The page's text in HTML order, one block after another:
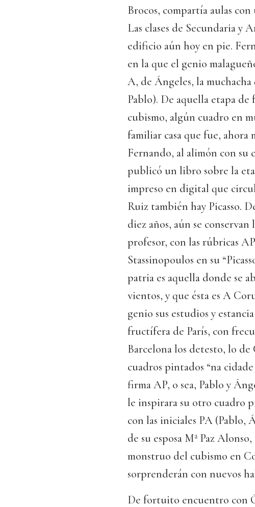
Brocos, compartía aulas
Las clases de Secundaria y
edificio aún hoy en pie.
en la que el genio
A, de Ángeles, la
Pablo). De aquella etapa
cubismo, algún cuadro en
familiar casa que fue, ahora
Fernando, al alimón con su
publicó un libro sobre la
impreso en digital que
Ruiz también hay Picasso.
diez años, aún se
profesor, con las rúbricas
Stassinopoulos en su
patria es aquella donde se
vientos, y que ésta es A
genio sus estudios y
fructífera de París, con
Barcelona los detesto, lo de
cuadros pintados “na
firma AP, o sea, Pablo y
le inspirara su otro cuadro
con las iniciales PA (Pablo,
de su esposa Mª Paz
monstruo del cubismo en
sorprenderán con nuevos
De fortuito encuentro con